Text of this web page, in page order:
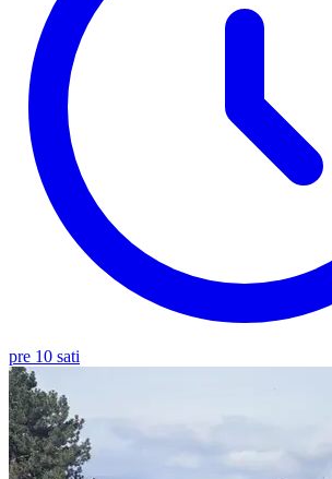
pre 10 sati